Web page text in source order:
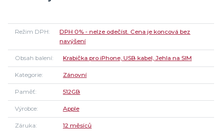
Režim DPH
DPH 0% - nelze odečíst. Cena je koncová bez
navýšení
Obsah balení Krabička pro iPhone, USB kabel, Jehla na SIM
Kategorie Zánovní
Paměť 512GB
Výrobce Apple
Záruka 12 měsíců